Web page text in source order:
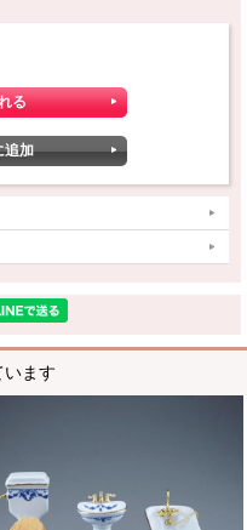
います